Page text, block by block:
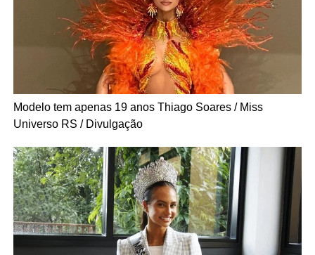
Modelo tem apenas 19 anos Thiago Soares / Miss
Universo RS / Divulgação